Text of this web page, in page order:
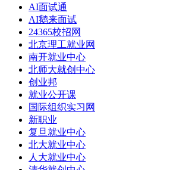
AI面试通
AI鹅来面试
24365校招网
北京理工就业网
南开就业中心
北师大就创中心
创业邦
就业公开课
国际组织实习网
新职业
复旦就业中心
北大就业中心
人大就业中心